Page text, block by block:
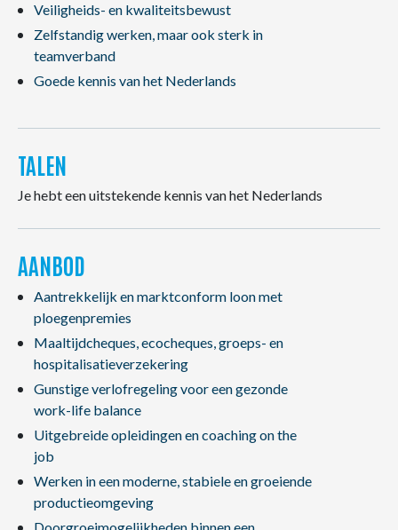
Veiligheids- en kwaliteitsbewust
Zelfstandig werken, maar ook sterk in
teamverband
Goede kennis van het Nederlands
TALEN
Je hebt een uitstekende kennis van het Nederlands
AANBOD
Aantrekkelijk en marktconform loon met
ploegenpremies
Maaltijdcheques, ecocheques, groeps- en
hospitalisatieverzekering
Gunstige verlofregeling voor een gezonde
work-life balance
Uitgebreide opleidingen en coaching on the
job
Werken in een moderne, stabiele en groeiende
productieomgeving